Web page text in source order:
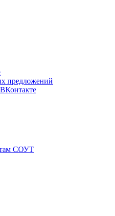
предложений
СОУТ